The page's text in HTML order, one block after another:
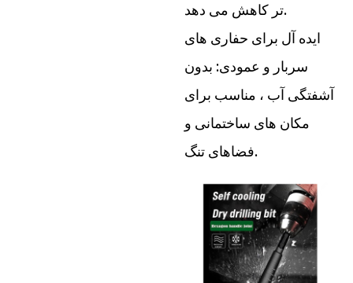
تر کاهش می دهد.
ایده آل برای حفاری های
سربار و عمودی: بدون
آشفتگی آب ، مناسب برای
مکان های ساختمانی و
فضاهای تنگ.